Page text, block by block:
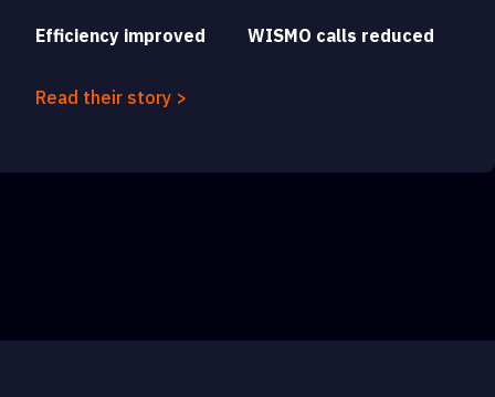
Efficiency improved WISMO calls reduced
Read their story >